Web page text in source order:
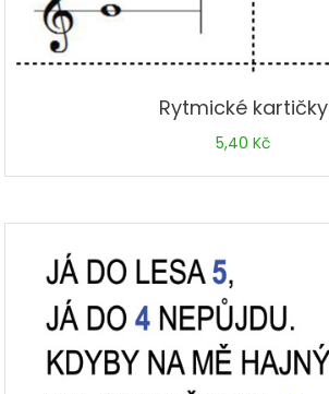
Rytmické kartičky
5,40Kč